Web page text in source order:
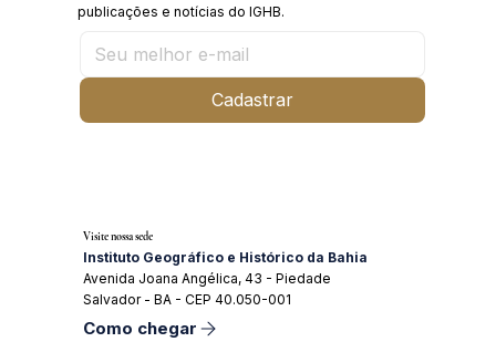
publicações e notícias do IGHB.
Cadastrar
Visite nossa sede
Instituto Geográfico e Histórico da Bahia
Avenida Joana Angélica, 43 - Piedade
Salvador - BA - CEP 40.050-001
Como chegar